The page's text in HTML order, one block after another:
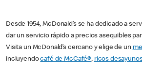
Desde 1954, McDonald’s se ha dedicado a
dar un servicio rápido a precios asequibles
Visita un McDonald’s cercano y elige de un
incluyendocafé de McCafé®, ricos